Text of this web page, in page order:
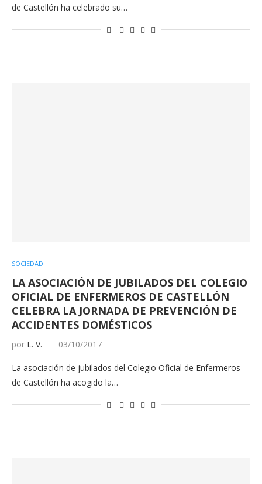
de Castellón ha celebrado su…
SOCIEDAD
LA ASOCIACIÓN DE JUBILADOS DEL COLEGIO
OFICIAL DE ENFERMEROS DE CASTELLÓN
CELEBRA LA JORNADA DE PREVENCIÓN DE
ACCIDENTES DOMÉSTICOS
por L. V. 03/10/2017
La asociación de jubilados del Colegio Oficial de Enfermeros
de Castellón ha acogido la…